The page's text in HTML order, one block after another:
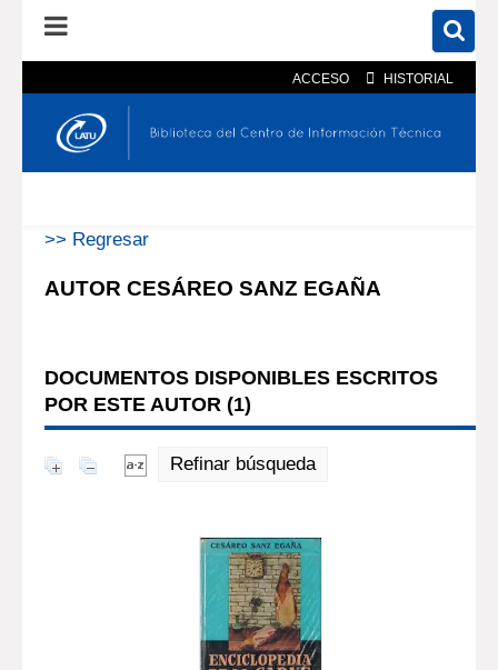
ACCESO HISTORIAL
En el catálogo En el sitio
>> Regresar
AUTOR CESÁREO SANZ EGAÑA
DOCUMENTOS DISPONIBLES ESCRITOS
POR ESTE AUTOR (1)
Refinar búsqueda